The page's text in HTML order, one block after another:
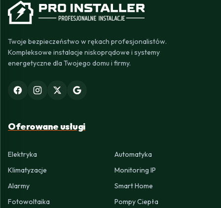
Twoje bezpieczeństwo w rękach profesjonalistów.
Kompleksowe instalacje niskoprądowe i systemy
energetyczne dla Twojego domu i firmy.
Oferowane usługi
Elektryka
Automatyka
Klimatyzacje
Monitoring IP
Alarmy
Smart Home
Fotowoltaika
Pompy Ciepła